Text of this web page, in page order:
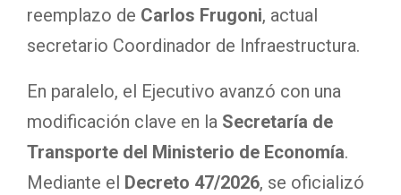
reemplazo de Carlos Frugoni, actual
secretario Coordinador de Infraestructura.
En paralelo, el Ejecutivo avanzó con una
modificación clave en la Secretaría de
Transporte del Ministerio de Economía.
Mediante el Decreto 47/2026, se oficializó